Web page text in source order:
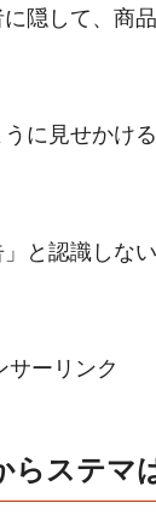
隠して、商
に見せかけ
と認識しな
サーリンク
らステマ